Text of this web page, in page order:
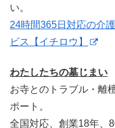
い。
24時間365日対応の介
ビス【イチロウ】
わたしたちの墓じまい
お寺とのトラブル・離
ポート。
全国対応、創業18年、